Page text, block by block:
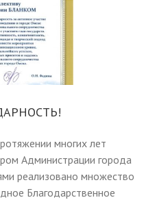
многих лет
Администрации города
реализовано множество
Благодарственное